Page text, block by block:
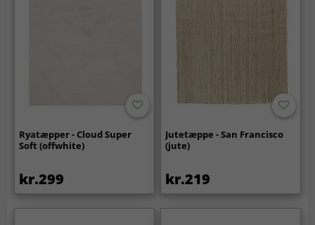
Ryatæpper - Cloud Super
Soft (offwhite)
kr.299
Jutetæppe - San Francisco
(jute)
kr.219